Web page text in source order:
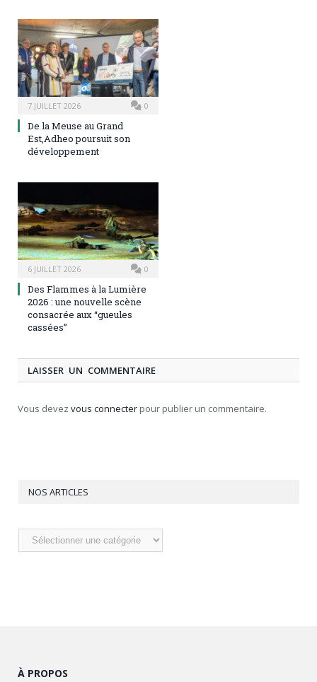
7 JUILLET 2026 0
De la Meuse au Grand
Est,Adheo poursuit son
développement
6 JUILLET 2026 0
Des Flammes à la Lumière
2026 : une nouvelle scène
consacrée aux “gueules
cassées”
LAISSER UN COMMENTAIRE
Vous devez vous connecter pour publier un commentaire.
NOS ARTICLES
Nos
À PROPOS